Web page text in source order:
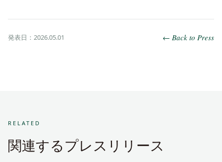
発表日：2026.05.01 ← Back to Press
RELATED
関連するプレスリリース